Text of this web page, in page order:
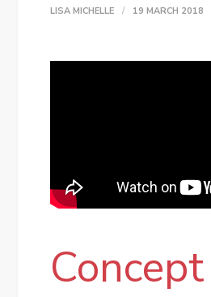
LISA MICHELLE 19 MARCH 2018
Concept